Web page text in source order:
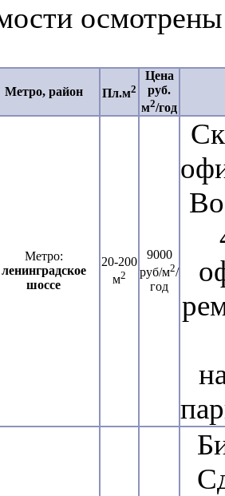
Метро, район Пл.м2
Цена
руб.
м2/год
Метро:
ленинградское
шоссе
20-200
м2
9000
руб/м2/
год